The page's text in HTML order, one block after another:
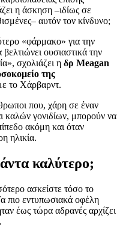
η άσκηση –ιδίως σε
αυτόν τον κίνδυνο;
«φάρμακο» για την
ουσιαστικά την
σχολιάζει η δρ Meagan
της
το Χάρβαρντ.
που, χάρη σε έναν
καλών γονιδίων, μπορούν να
ακόμη και όταν
ηλικία.
καλύτερο;
ασκείστε τόσο το
πιο εντυπωσιακά οφέλη
έως τώρα αδρανές αρχίζει